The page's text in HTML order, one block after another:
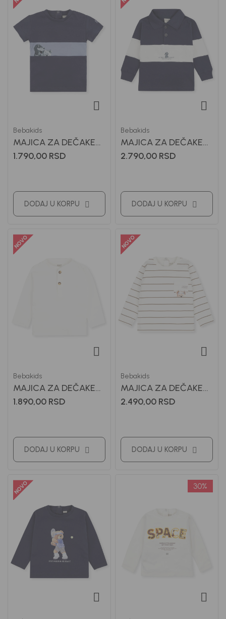
Bebakids
MAJICA ZA DEČAKE
LIAM
1.790,00 RSD
DODAJ U KORPU
Bebakids
MAJICA ZA DEČAKE
LINKON
2.790,00 RSD
DODAJ U KORPU
Bebakids
MAJICA ZA DEČAKE
LION
1.890,00 RSD
DODAJ U KORPU
Bebakids
MAJICA ZA DEČAKE
VLADA
2.490,00 RSD
DODAJ U KORPU
30%